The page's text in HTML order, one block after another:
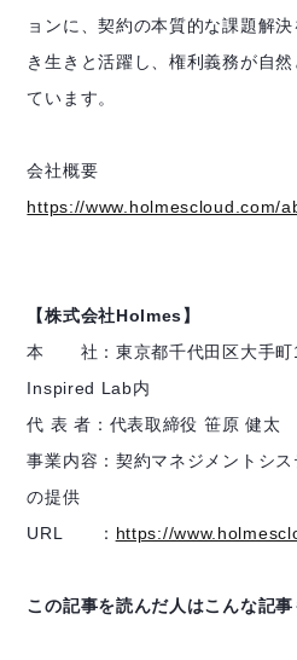
ョンに、契約の本質的な課題解
き生きと活躍し、権利義務が自
ています。
会社概要
https://www.holmescloud.com/
【株式会社Holmes】
本 社：東京都千代田区大手町
Inspired Lab内
代 表 者：代表取締役 笹原 健太
事業内容：契約マネジメントシス
の提供
URL ： https://
この記事を読んだ人はこんな記